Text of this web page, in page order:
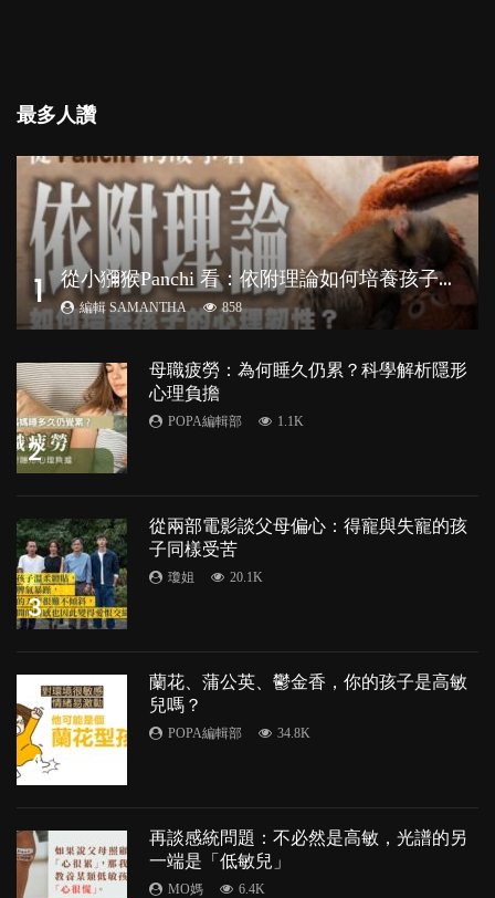
最多人讚
1 從
小獼猴Panchi 看：依附理論如何培養孩子心理韌性？
編輯 SAMANTHA 858
2
母職疲勞：為何睡久仍累？科學解析隱形
心理負擔
POPA編輯部 1.1K
3
從兩部電影談父母偏心：得寵與失寵的孩
子同樣受苦
瓊姐 20.1K
4
蘭花、蒲公英、鬱金香，你的孩子是高敏
兒嗎？
POPA編輯部 34.8K
再談感統問題：不必然是高敏，光譜的另
一端是「低敏兒」
MO媽 6.4K